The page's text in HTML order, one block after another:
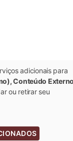
Reservados
adicionais para
Conteúdo
ou retirar seu